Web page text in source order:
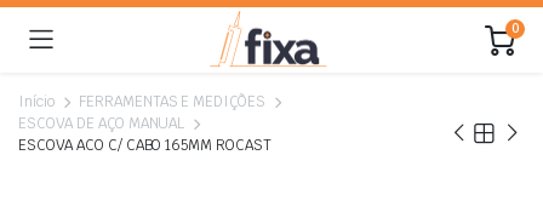
0
Início
FERRAMENTAS E MEDIÇÕES
ESCOVA DE AÇO MANUAL
ESCOVA ACO C/ CABO 165MM ROCAST